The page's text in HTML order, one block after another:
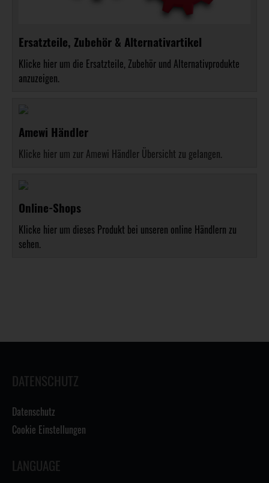
Ersatzteile, Zubehör & Alternativartikel
Klicke hier um die Ersatzteile, Zubehör und Alternativprodukte
anzuzeigen.
Amewi Händler
Klicke hier um zur Amewi Händler Übersicht zu gelangen.
Online-Shops
Klicke hier um dieses Produkt bei unseren online Händlern zu
sehen.
DATENSCHUTZ
Datenschutz
Cookie Einstellungen
LANGUAGE